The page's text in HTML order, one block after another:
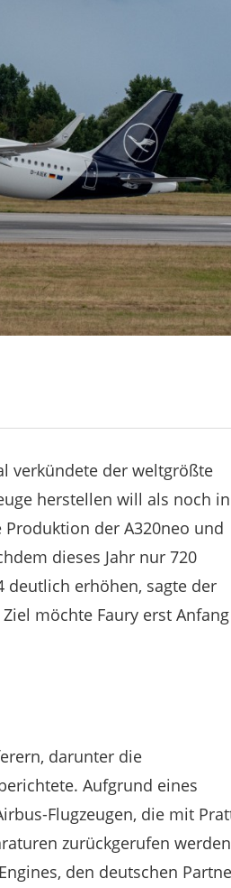
verkündete der weltgrößte
herstellen will als noch in
der A320neo und
dieses Jahr nur 720
deutlich erhöhen, sagte der
möchte Faury erst Anfang
darunter die
Aufgrund eines
Flugzeugen, die mit
zurückgerufen
den deutschen